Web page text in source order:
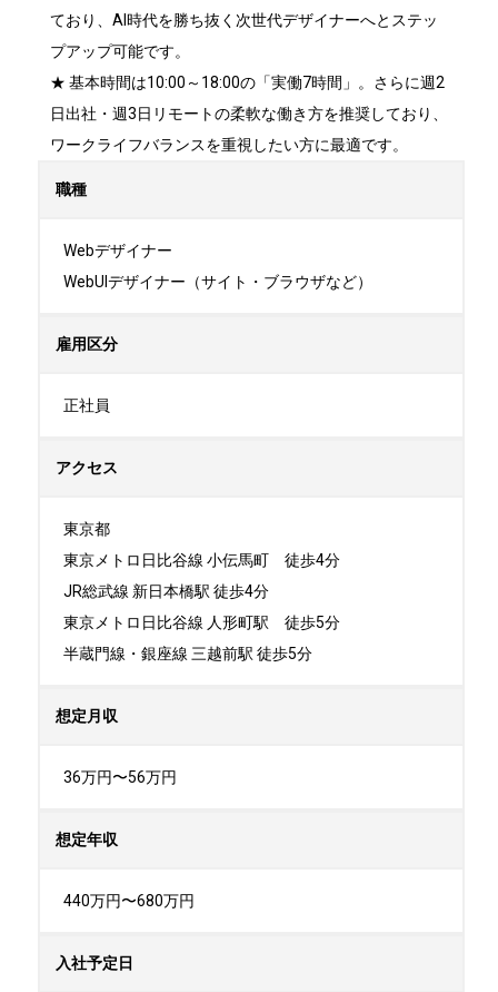
ており、AI時代を勝ち抜く次世代デザイナーへとステッ
プアップ可能です。
★ 基本時間は10:00～18:00の「実働7時間」。さらに週2
日出社・週3日リモートの柔軟な働き方を推奨しており、
ワークライフバランスを重視したい方に最適です。
職種
Webデザイナー
WebUIデザイナー（サイト・ブラウザなど）
雇用区分
正社員
アクセス
東京都
東京メトロ日比谷線 小伝馬町　徒歩4分
JR総武線 新日本橋駅 徒歩4分
東京メトロ日比谷線 人形町駅　徒歩5分
半蔵門線・銀座線 三越前駅 徒歩5分
想定月収
36万円〜56万円
想定年収
440万円〜680万円
入社予定日